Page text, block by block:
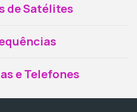
de Satélites
e Telefones